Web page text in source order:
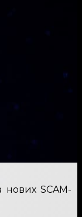
SCAM-